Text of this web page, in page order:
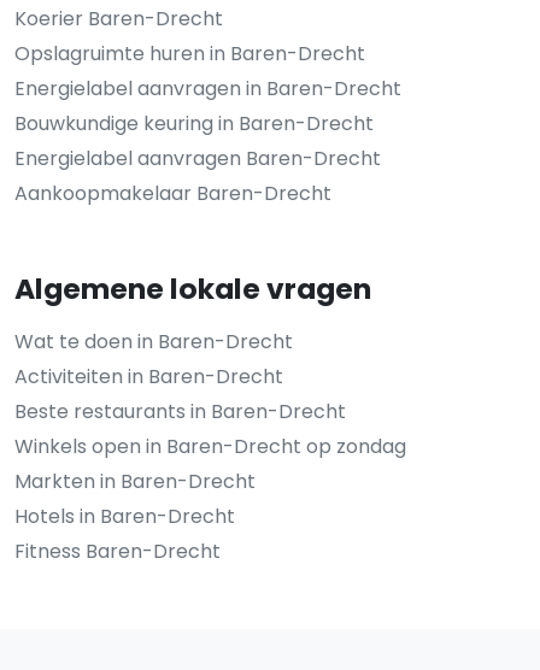
Koerier Baren-Drecht
Opslagruimte huren in Baren-Drecht
Energielabel aanvragen in Baren-Drecht
Bouwkundige keuring in Baren-Drecht
Energielabel aanvragen Baren-Drecht
Aankoopmakelaar Baren-Drecht
Algemene lokale vragen
Wat te doen in Baren-Drecht
Activiteiten in Baren-Drecht
Beste restaurants in Baren-Drecht
Winkels open in Baren-Drecht op zondag
Markten in Baren-Drecht
Hotels in Baren-Drecht
Fitness Baren-Drecht